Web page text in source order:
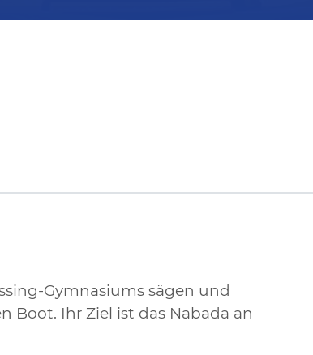
Gymnasiums sägen und
Boot. Ihr Ziel ist das Nabada an